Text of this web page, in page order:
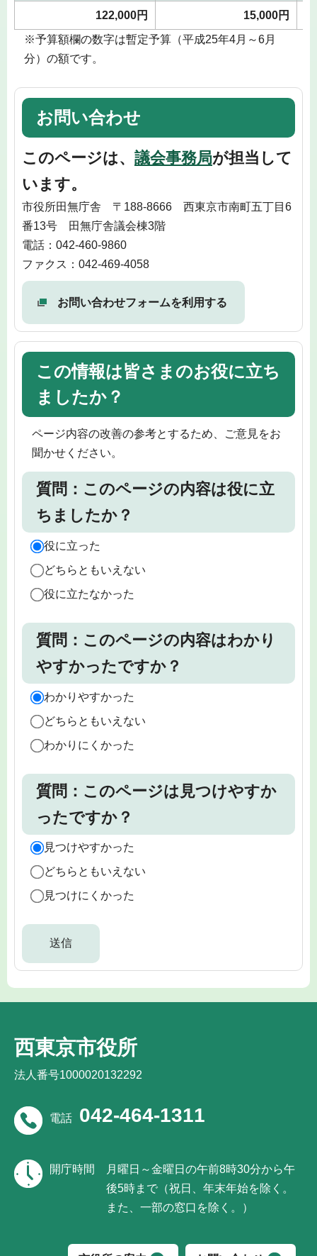
122,000円
15,000円
※予算額欄の数字は暫定予算（平成25年4月～6月
分）の額です。
お問い合わせ
このページは、 議会事務局が担当して
います。
市役所田無庁舎 〒188-8666 西東京市南町五丁目6
番13号 田無庁舎議会棟3階
電話：042-460-9860
ファクス：042-469-4058
お問い合わせフォームを利用する
この情報は皆さまのお役に立ち
ましたか？
ページ内容の改善の参考とするため、ご意見をお
聞かせください。
質問：このページの内容は役に立
ちましたか？
役に立った
どちらともいえない
役に立たなかった
質問：このページの内容はわかり
やすかったですか？
わかりやすかった
どちらともいえない
わかりにくかった
質問：このページは見つけやすか
ったですか？
見つけやすかった
どちらともいえない
見つけにくかった
西東京市役所
法人番号1000020132292
電話 042-464-1311
開庁時間
月曜日～金曜日の午前8時30分から午
後5時まで（祝日、年末年始を除く。
また、一部の窓口を除く。）